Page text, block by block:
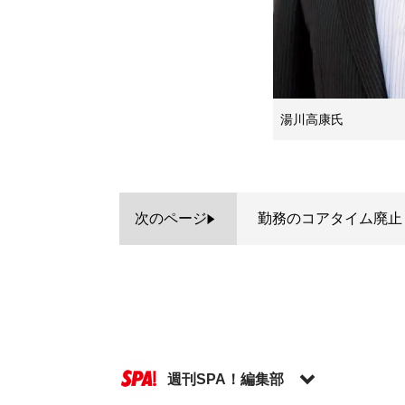
湯川高康氏
次のページ 勤務のコアタイム廃止
週刊SPA！編集部